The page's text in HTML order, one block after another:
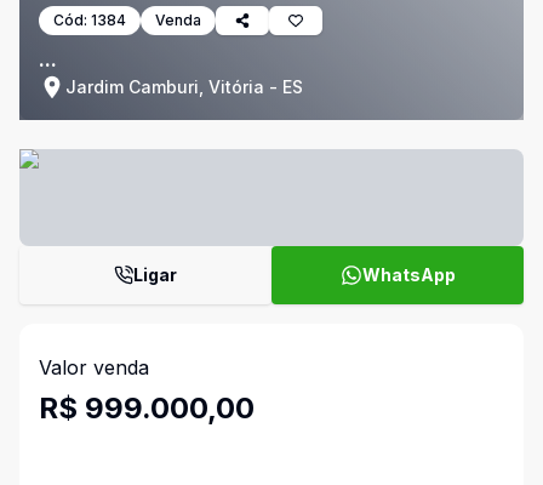
Cód: 1384 Venda
...
Jardim Camburi, Vitória - ES
Ligar WhatsApp
Valor venda
R$ 999.000,00